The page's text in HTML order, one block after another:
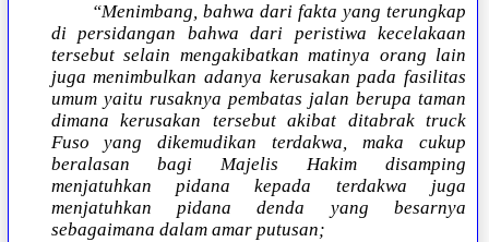
“Menimbang, bahwa dari fakta yang terungkap
di persidangan bahwa dari peristiwa kecelakaan
tersebut selain mengakibatkan matinya orang lain
juga menimbulkan adanya kerusakan pada fasilitas
umum yaitu rusaknya pembatas jalan berupa taman
dimana kerusakan tersebut akibat ditabrak truck
Fuso yang dikemudikan terdakwa, maka cukup
beralasan bagi Majelis Hakim disamping
menjatuhkan pidana kepada terdakwa juga
menjatuhkan pidana denda yang besarnya
sebagaimana dalam amar putusan;